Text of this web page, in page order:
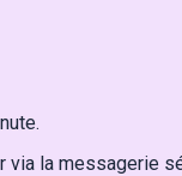
via la messagerie